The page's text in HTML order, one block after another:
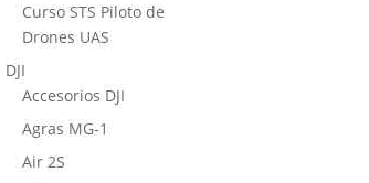
Curso STS Piloto de
Drones UAS
DJI
Accesorios DJI
Agras MG-1
Air 2S